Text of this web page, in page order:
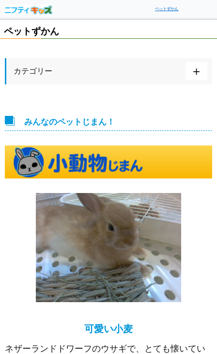
ペットずかん
ペットずかん
カテゴリー
みんなのペットじまん！
可愛い小麦
ネザーランドドワーフのウサギで、とても懐いてい